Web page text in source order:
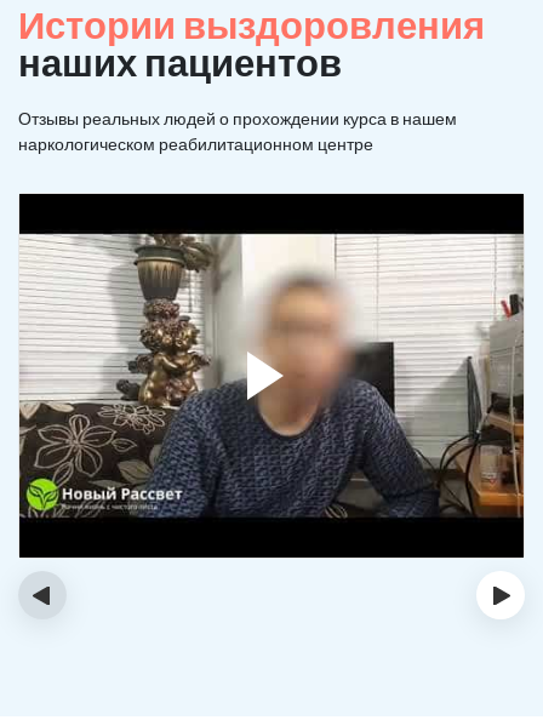
Истории выздоровления
наших пациентов
Отзывы реальных людей о прохождении курса в нашем
наркологическом реабилитационном центре
‹ ›